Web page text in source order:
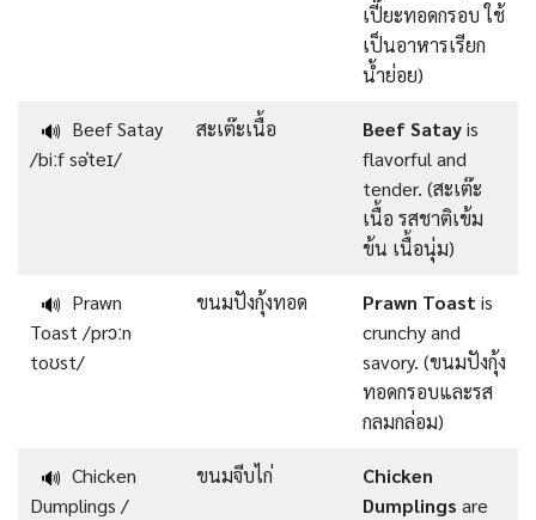
เปี๊ยะทอดกรอบ ใช้
เป็นอาหารเรียก
น้ำย่อย)
🔊 Beef Satay
/biːf səˈteɪ/
สะเต๊ะเนื้อ Beef Satayis
flavorful and
tender. (สะเต๊ะ
เนื้อ รสชาติเข้ม
ข้น เนื้อนุ่ม)
🔊 Prawn
Toast /prɔːn
toʊst/
ขนมปังกุ้งทอด Prawn Toast is
crunchy and
savory. (ขนมปังกุ้ง
ทอดกรอบและรส
กลมกล่อม)
🔊 Chicken
Dumplings /
ขนมจีบไก่
Chicken
Dumplings are